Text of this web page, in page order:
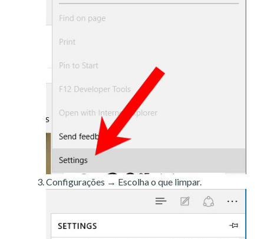
Configurações → Escolha o que limpar.